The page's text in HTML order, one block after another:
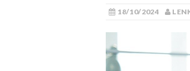
18/10/2024